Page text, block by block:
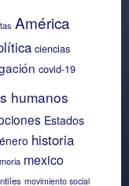
América
ciencias
covid-19
humanos
Estados
historia
mexico
movimiento social